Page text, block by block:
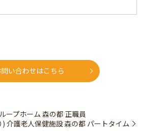
問い合わせはこちら
ープホーム 森の都 正職員
介護老人保健施設 森の都 パートタイム